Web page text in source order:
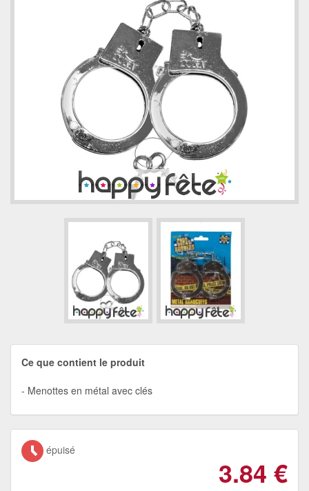
Ce que contient le produit
Menottes en métal avec clés
épuisé
3.84 €